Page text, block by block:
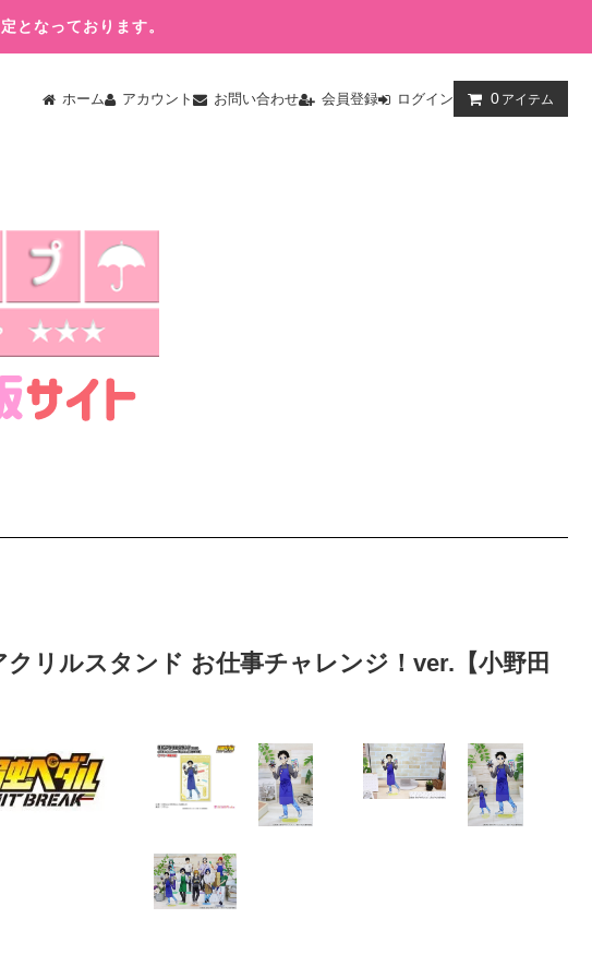
となっております。
ホーム アカウント お問い合わせ 会員登録 ログイン 0 アイテム
リルスタンド お仕事チャレンジ！ver.【小野田